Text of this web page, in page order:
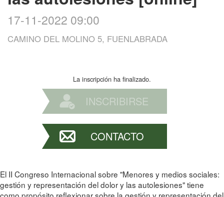
17-11-2022 09:00
CAMINO DEL MOLINO 5, FUENLABRADA
La inscripción ha finalizado.
INSCRIBIRSE
CONTACTO
El II Congreso Internacional sobre "Menores y medios sociales:
gestión y representación del dolor y las autolesiones" tiene